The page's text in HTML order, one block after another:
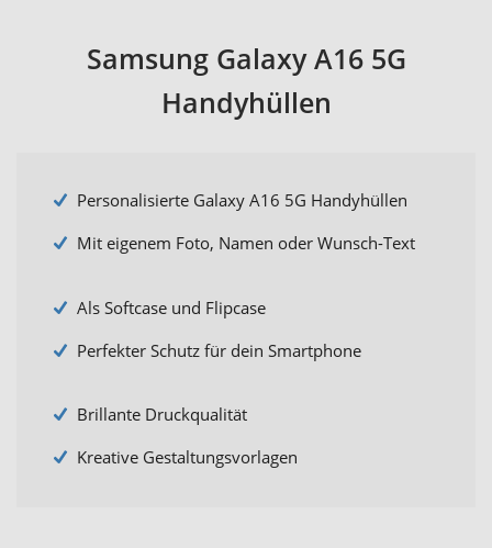
Samsung Galaxy A16 5G
Handyhüllen
Personalisierte Galaxy A16 5G Handyhüllen
Mit eigenem Foto, Namen oder Wunsch-Text
Als Softcase und Flipcase
Perfekter Schutz für dein Smartphone
Brillante Druckqualität
Kreative Gestaltungsvorlagen